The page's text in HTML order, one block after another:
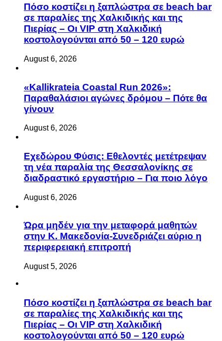
Πόσο κοστίζει η ξαπλώστρα σε beach bar
σε παραλίες της Χαλκιδικής και της
Πιερίας – Οι VIP στη Χαλκιδική
κοστολογούνται από 50 – 120 ευρώ
August 6, 2026
«Kallikrateia Coastal Run 2026»:
Παραθαλάσιοι αγώνες δρόμου – Πότε θα
γίνουν
August 6, 2026
Eχεδώρου Φύσις: Εθελοντές μετέτρεψαν
τη νέα παραλία της Θεσσαλονίκης σε
διαδραστικό εργαστήριο – Για ποιο λόγο
August 6, 2026
Ώρα μηδέν για την μεταφορά μαθητών
στην Κ. Μακεδονία-Συνεδριάζει αύριο η
περιφερειακή επιτροπή
August 5, 2026
Πόσο κοστίζει η ξαπλώστρα σε beach bar
σε παραλίες της Χαλκιδικής και της
Πιερίας – Οι VIP στη Χαλκιδική
κοστολογούνται από 50 – 120 ευρώ